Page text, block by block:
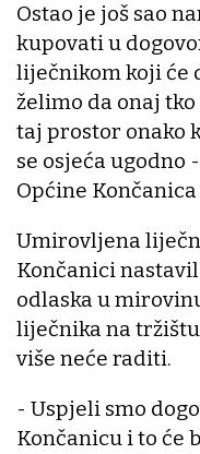
Ostao je još sao
kupovati u
liječnikom koji će
želimo da onaj
taj prostor onako
se osjeća ugodno
Općine
Umirovljena
Končanici
odlaska u
liječnika na
više neće raditi.
- Uspjeli smo
Končanicu i to će